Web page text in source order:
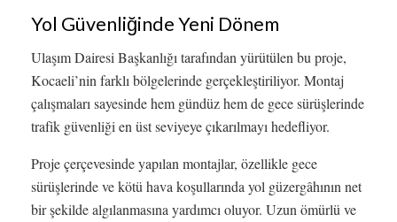
Yol Güvenliğinde Yeni Dönem
Ulaşım Dairesi Başkanlığı tarafından yürütülen bu proje,
Kocaeli’nin farklı bölgelerinde gerçekleştiriliyor. Montaj
çalışmaları sayesinde hem gündüz hem de gece sürüşlerinde
trafik güvenliği en üst seviyeye çıkarılmayı hedefliyor.
Proje çerçevesinde yapılan montajlar, özellikle gece
sürüşlerinde ve kötü hava koşullarında yol güzergâhının net
bir şekilde algılanmasına yardımcı oluyor. Uzun ömürlü ve